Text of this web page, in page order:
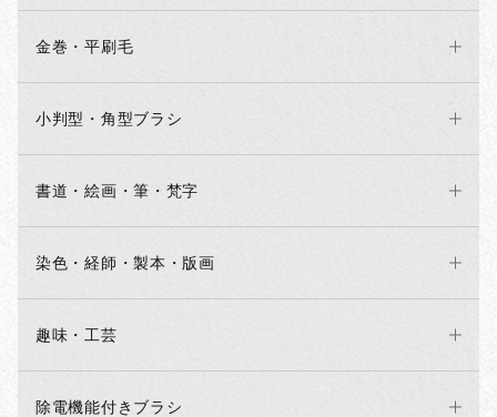
金巻・平刷毛
小判型・角型ブラシ
書道・絵画・筆・梵字
染色・経師・製本・版画
趣味・工芸
除電機能付きブラシ
お買い物を続ける